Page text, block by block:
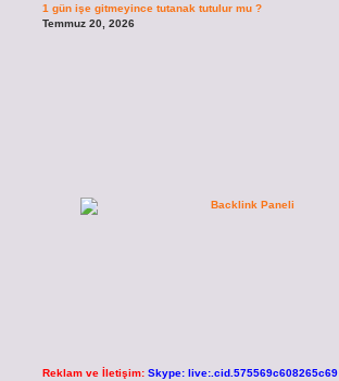
1 gün işe gitmeyince tutanak tutulur mu ?
Temmuz 20, 2026
Reklam ve İletişim: Skype: live:.cid.575569c608265c69